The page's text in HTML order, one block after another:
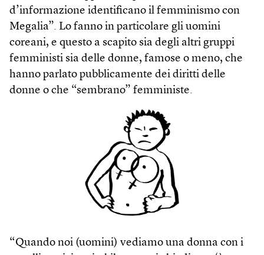
d’informazione identificano il femminismo con
Megalia”. Lo fanno in particolare gli uomini
coreani, e questo a scapito sia degli altri gruppi
femministi sia delle donne, famose o meno, che
hanno parlato pubblicamente dei diritti delle
donne o che “sembrano” femministe.
“Quando noi (uomini) vediamo una donna con i